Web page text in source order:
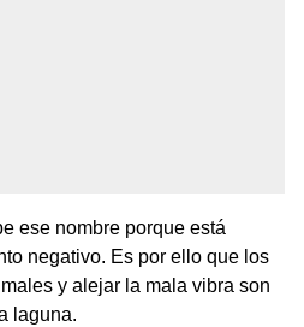
ese nombre porque está
negativo. Es por ello que los
y alejar la mala vibra son
laguna.